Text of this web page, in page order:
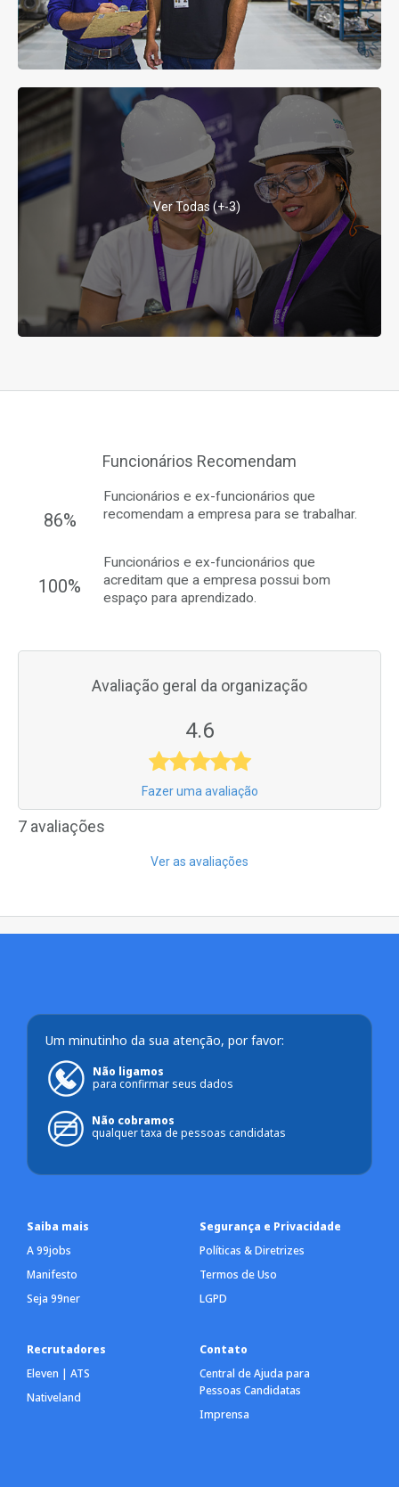
Ver Todas (+-3)
Funcionários Recomendam
86%
Funcionários e ex-funcionários que
recomendam a empresa para se trabalhar.
100%
Funcionários e ex-funcionários que
acreditam que a empresa possui bom
espaço para aprendizado.
Avaliação geral da organização
4.6
Fazer uma avaliação
7 avaliações
Ver as avaliações
Saiba mais
A 99jobs
Manifesto
Seja 99ner
Segurança e Privacidade
Políticas & Diretrizes
Termos de Uso
LGPD
Recrutadores
Eleven | ATS
Nativeland
Contato
Central de Ajuda para
Pessoas Candidatas
Imprensa
Um minutinho da sua atenção, por favor:
Não ligamos
para confirmar seus dados
Não cobramos
qualquer taxa de pessoas candidatas